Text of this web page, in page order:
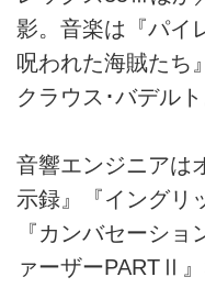
影。音楽は『パイ
呪われた海賊たち
クラウス･バデルト
音響エンジニアは
示録』『イングリ
『カンバセーショ
ァーザーPARTⅡ